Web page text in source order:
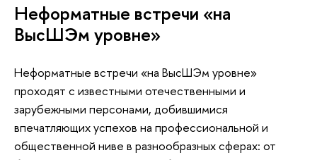
Неформатные встречи «на
ВысШЭм уровне»
Неформатные встречи «на ВысШЭм уровне»
проходят с известными отечественными и
зарубежными персонами, добившимися
впечатляющих успехов на профессиональной и
общественной ниве в разнообразных сферах: от